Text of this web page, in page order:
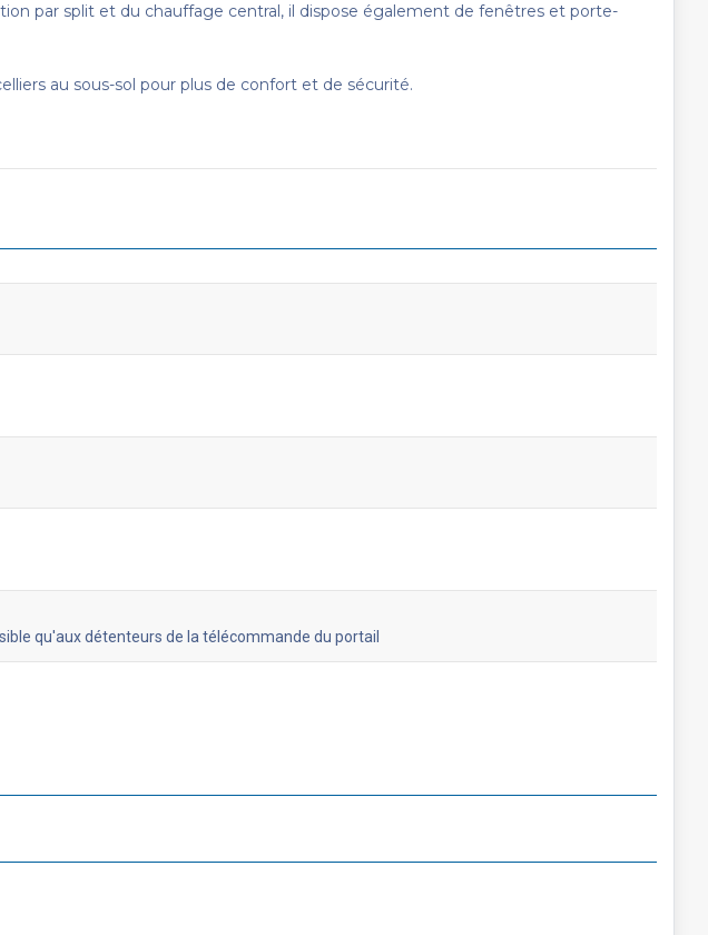
par split et du chauffage central, il dispose également de fenêtres et porte-
au sous-sol pour plus de confort et de sécurité.
qu'aux détenteurs de la télécommande du portail